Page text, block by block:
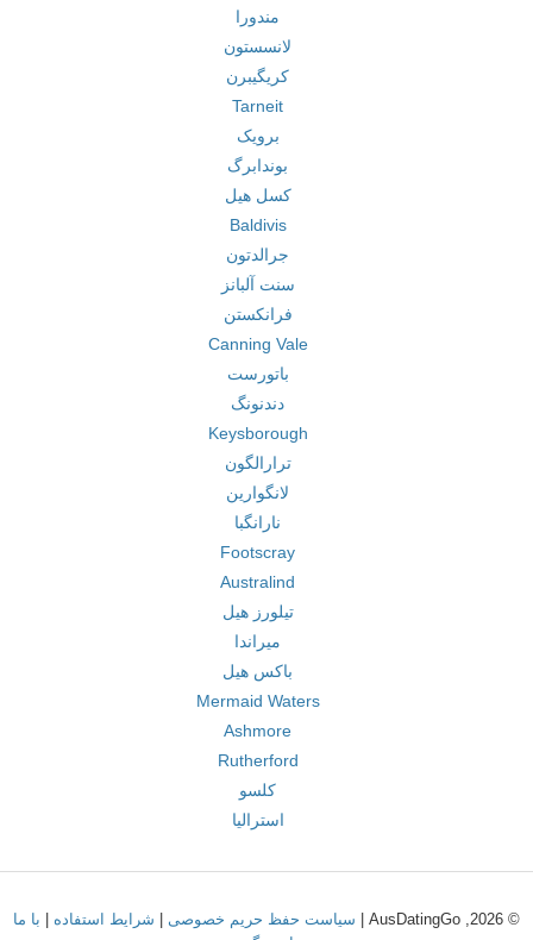
مندورا
لانسستون
کریگیبرن
Tarneit
برویک
بوندابرگ
کسل هیل
Baldivis
جرالدتون
سنت آلبانز
فرانکستن
Canning Vale
باتورست
دندنونگ
Keysborough
ترارالگون
لانگوارین
نارانگبا
Footscray
Australind
تیلورز هیل
میراندا
باکس هیل
Mermaid Waters
Ashmore
Rutherford
کلسو
استرالیا
© 2026, AusDatingGo | سیاست حفظ حریم خصوصی شرایط استفاده
با ما